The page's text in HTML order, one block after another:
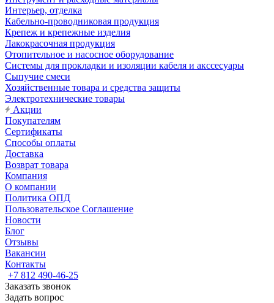
Интерьер, отделка
Кабельно-проводниковая продукция
Крепеж и крепежные изделия
Лакокрасочная продукция
Отопительное и насосное оборудование
Системы для прокладки и изоляции кабеля и акссесуары
Сыпучие смеси
Хозяйственные товара и средства защиты
Электротехнические товары
Акции
Покупателям
Сертификаты
Способы оплаты
Доставка
Возврат товара
Компания
О компании
Политика ОПД
Пользовательское Соглашение
Новости
Блог
Отзывы
Вакансии
Контакты
+7 812 490-46-25
Заказать звонок
Задать вопрос